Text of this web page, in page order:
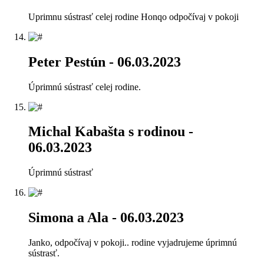
Uprimnu sústrasť celej rodine Honqo odpočívaj v pokoji
Peter Pestún - 06.03.2023
Úprimnú sústrasť celej rodine.
Michal Kabašta s rodinou -
06.03.2023
Úprimnú sústrasť
Simona a Ala - 06.03.2023
Janko, odpočívaj v pokoji.. rodine vyjadrujeme úprimnú
sústrasť.